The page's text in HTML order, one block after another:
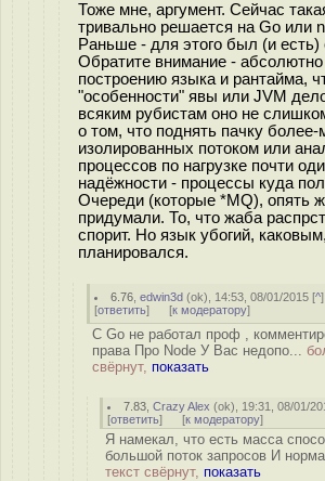
Тоже мне, аргумент. Сейчас
тривально решается на Go или
Раньше - для этого был (и есть)
Обратите внимание -
построению языка и рантайма,
"особенности" явы или JVM
всяким рубистам оно не
о том, что поднять пачку более-
изолированных потоком или
процессов по нагрузке почти
надёжности - процессы куда
Очереди (которые *MQ), опять
придумали. То, что жаба
спорит. Но язык убогий,
планировался.
6.76 ,edwin3d (ok), 14:53, 08/01/2015 [^
[ответить] [к модератору]
С Go не работал проф ,
права Про Node У Вас недопо...
свёрнут, показать
7.83 ,Crazy Alex (ok), 19:31, 08/01/
[ответить] [к модератору]
Я намекал, что есть масса
большой поток запросов И
текст свёрнут, показать